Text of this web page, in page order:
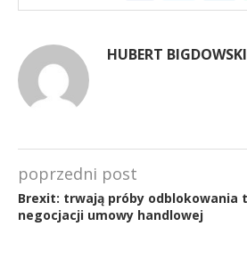
HUBERT BIGDOWSKI
poprzedni post
Brexit: trwają próby odblokowania
negocjacji umowy handlowej